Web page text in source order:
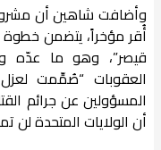
وأضافت شاهين أن مشروع
أُقر مؤخراً، يتضمن
قيصر”، وهو ما عدّه
العقوبات “صُمِّمت لعزل
المسؤولين عن جرائم
أن الولايات المتحدة لن